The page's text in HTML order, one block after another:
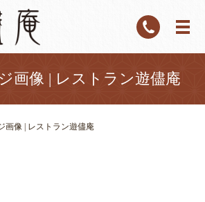
画像 | レストラン遊儘庵
画像 | レストラン遊儘庵